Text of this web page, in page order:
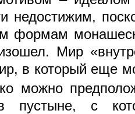
недостижим,
формам
Мир
в который еще
можно
пустыне, с